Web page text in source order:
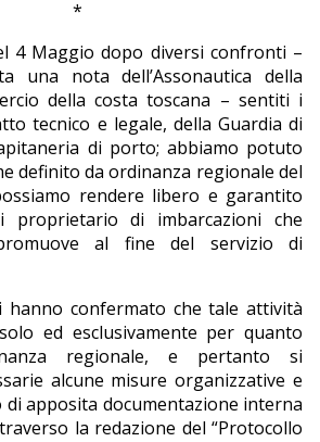
*
4 Maggio dopo diversi confronti –
una nota dell’Assonautica della
della costa toscana – sentiti i
tecnico e legale, della Guardia di
di porto; abbiamo potuto
definito da ordinanza regionale del
rendere libero e garantito
proprietario di imbarcazioni che
al fine del servizio di
hanno confermato che tale attività
ed esclusivamente per quanto
regionale, e pertanto si
alcune misure organizzative e
apposita documentazione interna
la redazione del “Protocollo